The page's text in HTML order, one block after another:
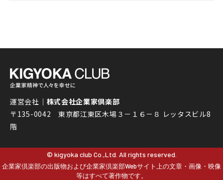
運営会社｜ 株式会社企業家倶楽部
〒135-0042 東京都江東区木場３－１６－８ レッタスビル8
階
© kigyoka club Co.,Ltd. All rights reserved.
企業家倶楽部の出版物および企業家倶楽部Webサイト上の文章・画像・映像
等はすべて著作物です。